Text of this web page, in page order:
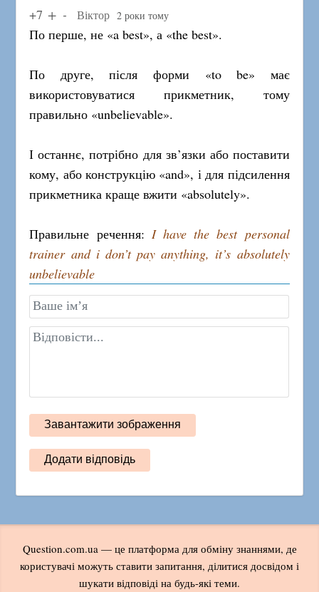
+7 Віктор 2 роки тому
По перше, не «a best», а «the best».
По друге, після форми «to be» має
використовуватися прикметник, тому
правильно «unbelievable».
І останнє, потрібно для зв’язки або поставити
кому, або конструкцію «and», і для підсилення
прикметника краще вжити «absolutely».
Правильне речення: I have the best personal
trainer and i don’t pay anything, it’s absolutely
unbelievable
Question.com.ua — це платформа для обміну знаннями, де
користувачі можуть ставити запитання, ділитися досвідом і
шукати відповіді на будь-які теми.